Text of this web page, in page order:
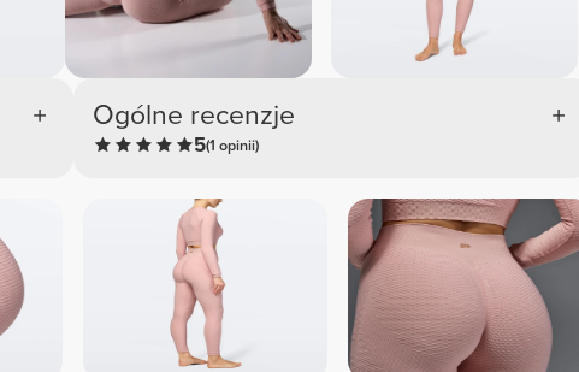
Ogólne recenzje
5(1 opinii)